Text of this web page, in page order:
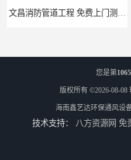
您是第
版权所有 ©2026-08-08
海南鑫艺达环保通风设
技术支持： 八方资源网 免